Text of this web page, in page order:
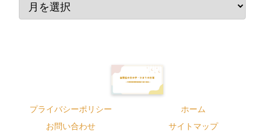
プライバシーポリシー
ホーム
お問い合わせ
サイトマップ